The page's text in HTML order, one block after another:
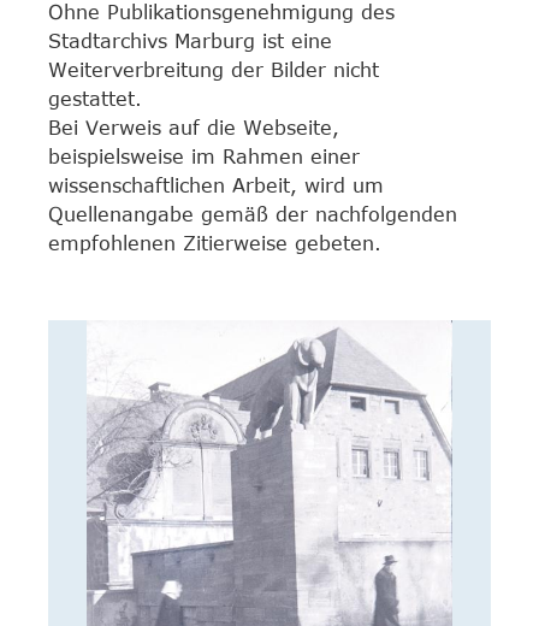
Ohne Publikationsgenehmigung des
Stadtarchivs Marburg ist eine
Weiterverbreitung der Bilder nicht
gestattet.
Bei Verweis auf die Webseite,
beispielsweise im Rahmen einer
wissenschaftlichen Arbeit, wird um
Quellenangabe gemäß der nachfolgenden
empfohlenen Zitierweise gebeten.